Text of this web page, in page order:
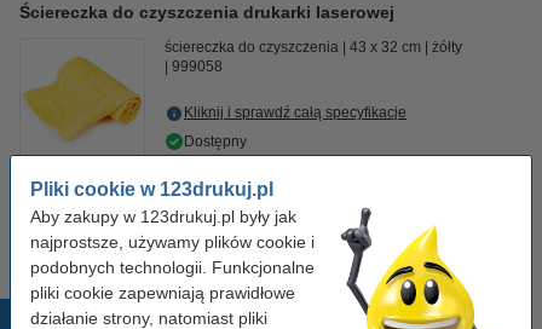
Pliki cookie w 123drukuj.pl
Aby zakupy w 123drukuj.pl były jak
najprostsze, używamy plików cookie i
podobnych technologii. Funkcjonalne
pliki cookie zapewniają prawidłowe
działanie strony, natomiast pliki
Ściereczka do czyszczenia drukarki laserowej
ściereczka do czyszczenia 43 x 32 cm
żółty
999058
Kliknij i sprawdź całą specyfikacje
Dostępny
7,50 zł
Popularne produkty